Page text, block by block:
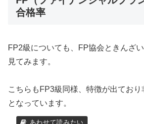
合格率
FP2級についても、FP協会ときんざ
見てみます。
こちらもFP3級同様、特徴が出てお
となっています。